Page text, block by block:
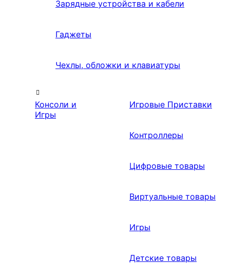
Зарядные устройства и кабели
Гаджеты
Чехлы, обложки и клавиатуры
Консоли и
Игры
Игровые Приставки
Контроллеры
Цифровые товары
Виртуальные товары
Игры
Детские товары